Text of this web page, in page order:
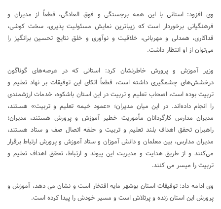
وی افزود: استانی با این همه برجستگی و فوق العادگی، قطعاً از مدیران و
فرهنگیانی برخوردار است که زیباترین نمایش مسئولیت پذیری، سخت کوشی،
فداکاری، همدلی و مهربانی، خلاقیت و نوآوری و خلق نتایج تحسین برانگیز را
می‌توان از او انتظار داشت.
وزیر آموزش و پرورش خاطرنشان کرد: استانی که در عرصه‌های گوناگون
درخشش‌های چشمگیری داشته است، قطعاً اتکای این توفیقات بر نهاد تعلیم و
تربیت بوده است، اصحاب تعلیم و تربیت در این استان باشکوه، خدمات ارزشمندی
را انجام داده‌اند. در این میان مدیران؛ «عمود خیمه تعلیم و تربیت» هستند،
مدیران مدارس کارگردانان مأموریت خطیر آموزش و پرورش هستند، مدیران؛
راهبران تحقق اهداف بلند تعلیم و تربیت و حلقه اتصال صف و ستاد هستند،
مدیران مدارس، بین معلمان و دانش آموزان و ستاد آموزش و پرورش ارتباط برقرار
می‌کنند و از طریق هدایت و مدیریت این پیوند و ارتباط، تحقق اهداف تعلیم و
تربیت را میسر می کنند.
وی ادامه داد: توفیقات استان بوشهر مایه افتخار است و نشان می دهد، آموزش و
پرورش این استان زنده و پرتلاش است و مسیر خودش را پیدا کرده است.